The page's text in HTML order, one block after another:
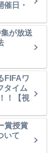
日・
が放送
FIFAワ
タイム
！【視
賞授賞
いて